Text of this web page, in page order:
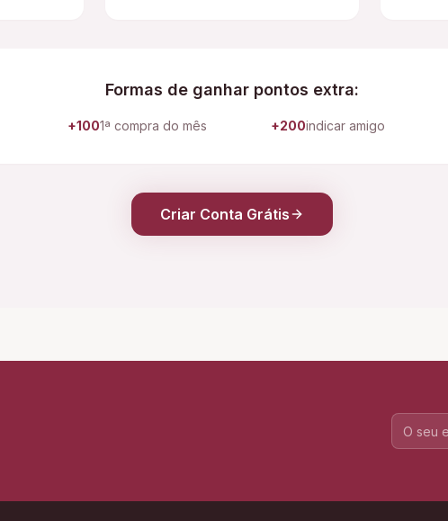
Formas de ganhar pontos extra:
+1001ª compra do mês +200indicar amigo
Criar Conta Grátis